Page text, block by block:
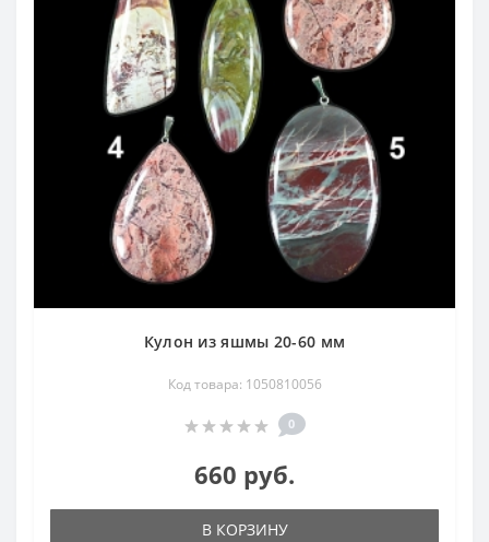
Кулон из яшмы 20-60 мм
Код товара: 1050810056
0
660 руб.
В КОРЗИНУ